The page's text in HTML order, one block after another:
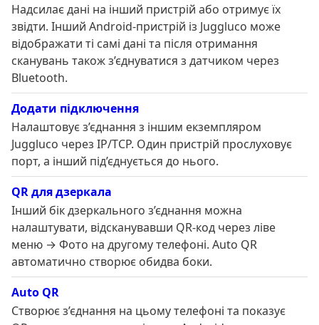
Надсилає дані на інший пристрій або отримує їх
звідти. Інший Android-пристрій із Juggluco може
відображати ті самі дані та після отримання
сканувань також з’єднуватися з датчиком через
Bluetooth.
Додати підключення
Налаштовує з’єднання з іншим екземпляром
Juggluco через IP/TCP. Один пристрій прослуховує
порт, а інший під’єднується до нього.
QR для дзеркала
Інший бік дзеркального з’єднання можна
налаштувати, відсканувавши QR-код через ліве
меню → Фото на другому телефоні. Auto QR
автоматично створює обидва боки.
Auto QR
Створює з’єднання на цьому телефоні та показує